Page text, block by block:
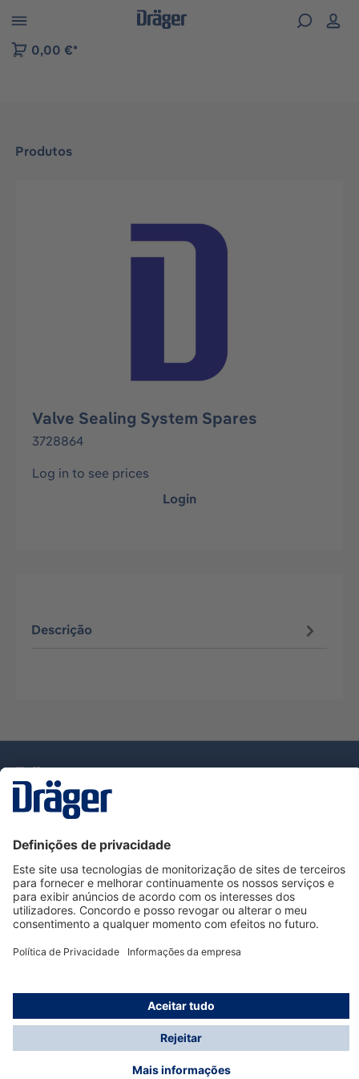
to B2B platform navigation
0,00 €*
Produtos
Ignorar galeria de imagens
Valve Sealing System Spares
3728864
Log in to see prices
Login
Descrição
Serviço de Apoio ao Cliente Dräger
Utilização da loja
Informações
© Dräger Portugal, Lda, 2024
* Todos os preços excl. IVA mais
possíveis taxas de entrega, se não for indicado o